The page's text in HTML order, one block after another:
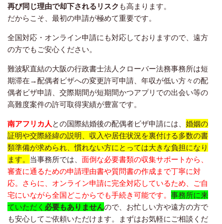
再び同じ理由で却下されるリスク も高まります。
だからこそ、最初の申請が極めて重要です。
全国対応・オンライン申請にも対応しておりますので、遠方
の方でもご安心ください。
難波駅直結の大阪の行政書士法人クローバー法務事務所は短
期滞在→配偶者ビザへの変更許可申請、年収が低い方々の配
偶者ビザ申請、交際期間が短期間かつアプリでの出会い等の
高難度案件の許可取得実績が豊富です。
南アフリカ人 との国際結婚後の配偶者ビザ申請には、 婚姻の
証明や交際経緯の説明、収入や居住状況を裏付ける多数の書
類準備が求められ、慣れない方にとっては大きな負担になり
ます。 当事務所では、 面倒な必要書類の収集サポートから、
審査に通るための申請理由書や質問書の作成まで丁寧に対
応。さらに、オンライン申請に完全対応しているため、ご自
宅にいながら全国どこからでも手続き可能です。 事務所に来
ていただく 必要もありませんので、お忙しい方や遠方の方で
も安心してご依頼いただけます。まずはお気軽にご相談くだ